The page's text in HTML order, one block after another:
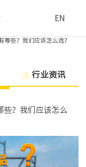
EN
哪些？我们应该怎么选？
行业资讯
些？我们应该怎么